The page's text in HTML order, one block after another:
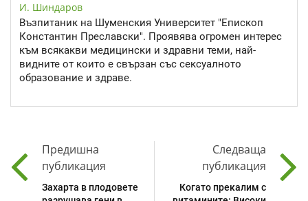
И. Шиндаров
Възпитаник на Шуменския Университет "Епископ
Константин Преславски". Проявява огромен интерес
към всякакви медицински и здравни теми, най-
видните от които е свързан със сексуалното
образование и здраве.
Предишна
публикация
Захарта в плодовете
Следваща
публикация
Когато прекалим с